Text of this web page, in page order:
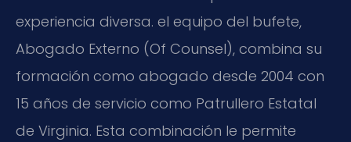
experiencia diversa. el equipo del bufete,
Abogado Externo (Of Counsel), combina su
formación como abogado desde 2004 con
15 años de servicio como Patrullero Estatal
de Virginia. Esta combinación le permite